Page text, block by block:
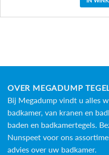
OVER MEGADUMP
Bij Megadump vindt u alles
badkamer, van kranen en
baden en badkamertegels.
Nunspeet voor ons
advies over uw badkamer.